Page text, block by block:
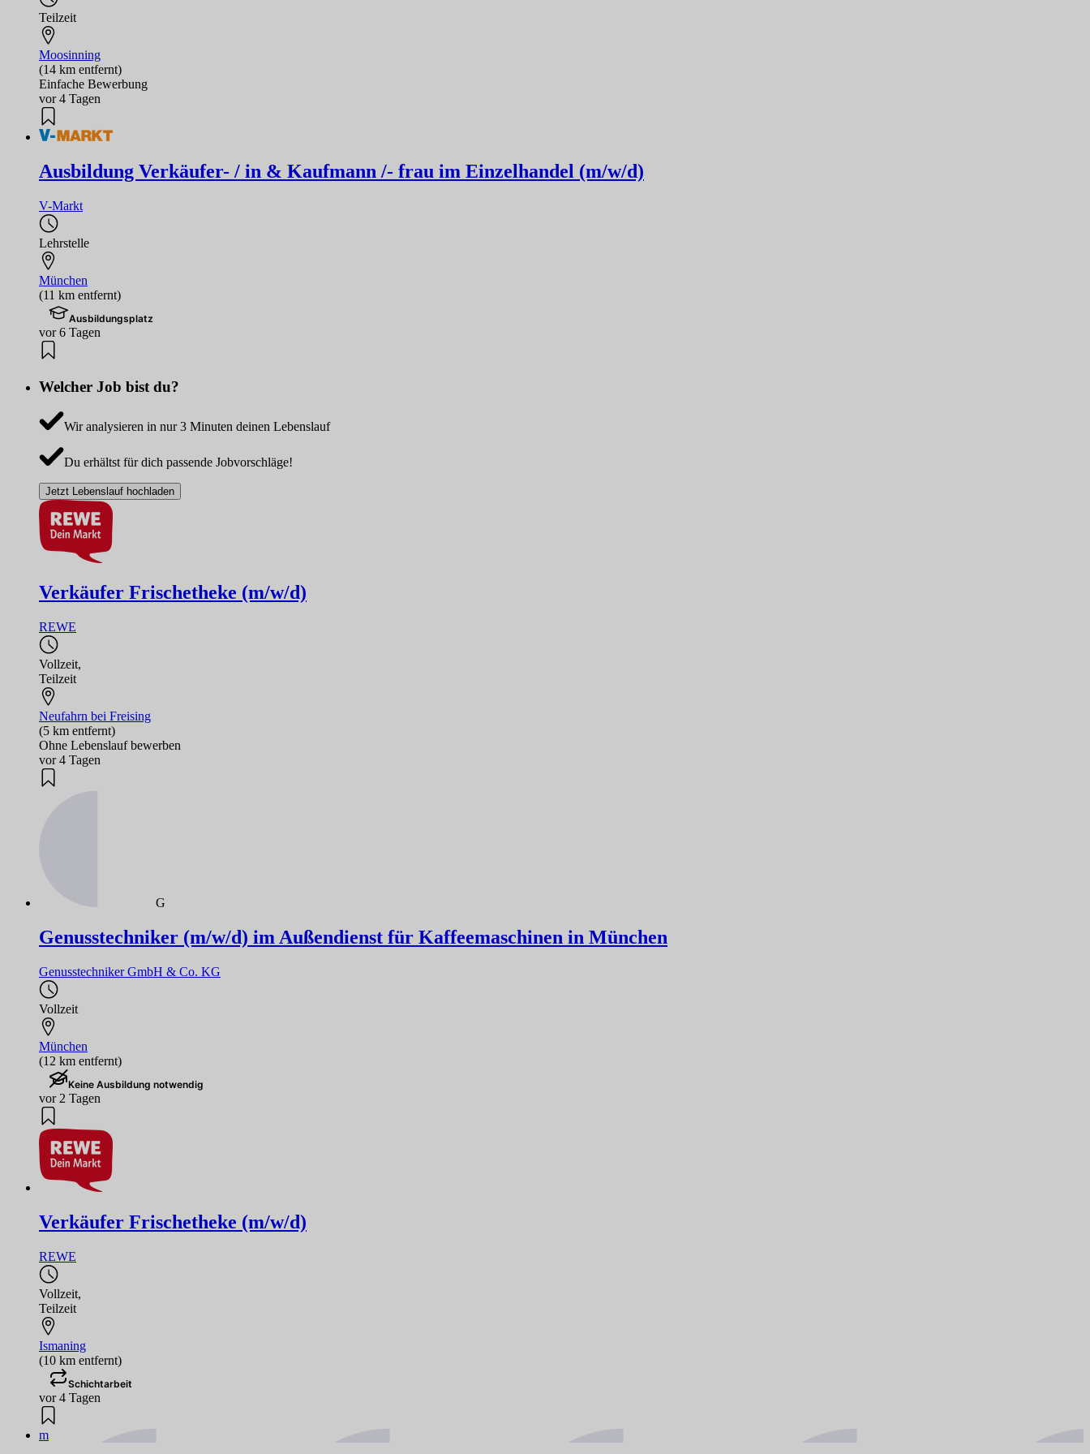
Teilzeit
Moosinning
(14 km entfernt)
Einfache Bewerbung
vor 4 Tagen
Ausbildung Verkäufer- / in & Kaufmann /- frau im Einzelhandel (m/w/d)
V-Markt
Lehrstelle
München
(11 km entfernt)
Ausbildungsplatz
vor 6 Tagen
Welcher Job bist du?
Wir analysieren in nur 3 Minuten deinen Lebenslauf
Du erhältst für dich passende Jobvorschläge!
Jetzt Lebenslauf hochladen
Verkäufer Frischetheke (m/w/d)
REWE
Vollzeit,
Teilzeit
Neufahrn bei Freising
(5 km entfernt)
Ohne Lebenslauf bewerben
vor 4 Tagen
G
Genusstechniker (m/w/d) im Außendienst für Kaffeemaschinen in München
Genusstechniker GmbH & Co. KG
Vollzeit
München
(12 km entfernt)
Keine Ausbildung notwendig
vor 2 Tagen
Verkäufer Frischetheke (m/w/d)
REWE
Vollzeit,
Teilzeit
Ismaning
(10 km entfernt)
Schichtarbeit
vor 4 Tagen
m